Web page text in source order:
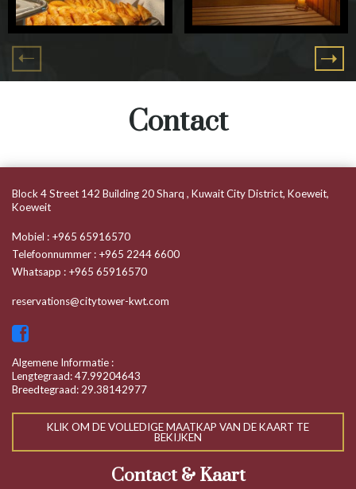
Contact
Block 4 Street 142 Building 20 Sharq , Kuwait City District, Koeweit,
Koeweit
Mobiel : +965 65916570
Telefoonnummer : +965 2244 6600
Whatsapp : +965 65916570
reservations@citytower-kwt.com
Algemene Informatie :
Lengtegraad: 47.99204643
Breedtegraad: 29.38142977
KLIK OM DE VOLLEDIGE MAATKAP VAN DE KAART TE
BEKIJKEN
Contact & Kaart